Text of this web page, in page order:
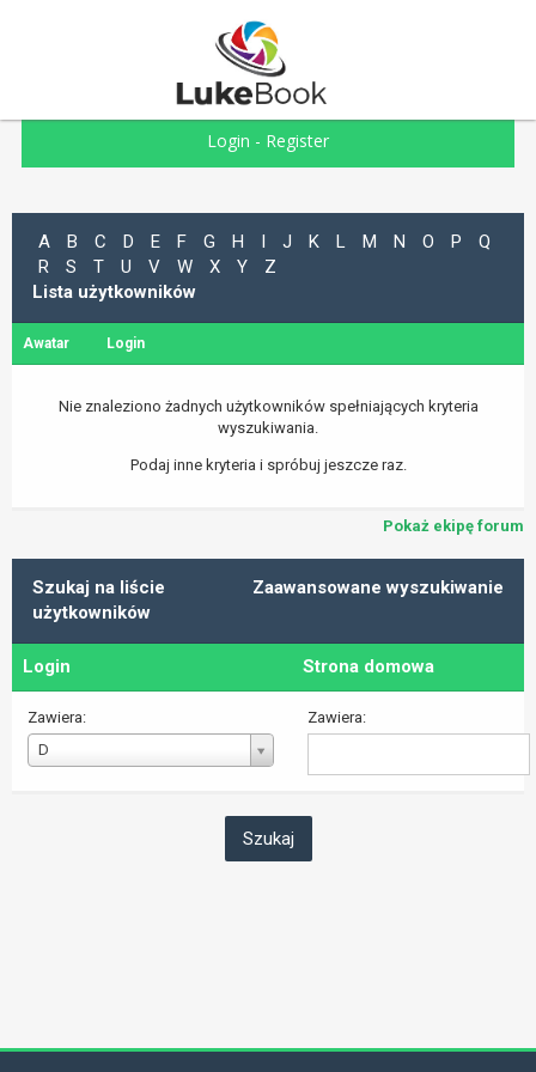
Login - Register
A B C D E F G H I J K L M N O P
Q
R
S T U V W X Y
Z
Lista użytkowników
Awatar Login
Nie znaleziono żadnych użytkowników spełniających kryteria
wyszukiwania.
Podaj inne kryteria i spróbuj jeszcze raz.
Pokaż ekipę forum
Zaawansowane wyszukiwanie
Szukaj na liście
użytkowników
Login Strona domowa
Zawiera:
D
Login
Zawiera: